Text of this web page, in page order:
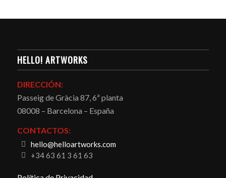
HELLO! ARTWORKS
DIRECCIÓN:
Passeig de Gràcia 87, 6ª planta
08008 – Barcelona – España
CONTACTOS:
hello@helloartworks.com
+34 63 61 3 61 63